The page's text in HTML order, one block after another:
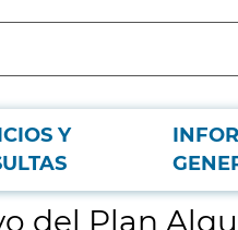
Y
de Madrid
del Plan